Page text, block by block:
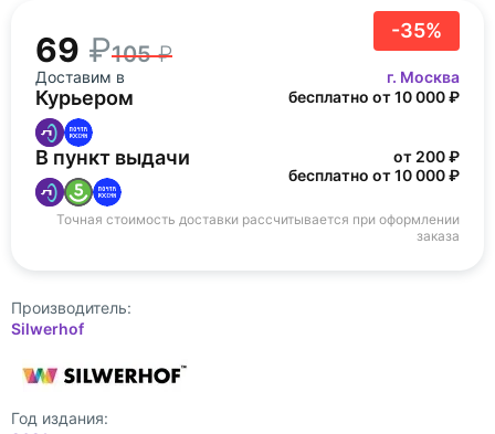
-35%
69 105
Доставим в г. Москва
Курьером бесплатно от 10 000 ₽
В пункт выдачи
от 200 ₽
бесплатно от 10 000 ₽
Точная стоимость доставки рассчитывается при оформлении
заказа
Производитель:
Silwerhof
Год издания: